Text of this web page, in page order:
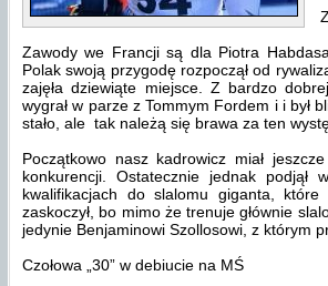
Zawody we Francji są dla Piotra
Polak swoją przygodę rozpoczął od
zajęła dziewiąte miejsce. Z bardzo
wygrał w parze z Tommym Fordem i i był
stało, ale tak należą się brawa za ten
Początkowo nasz kadrowicz miał
konkurencji. Ostatecznie jednak
kwalifikacjach do slalomu giganta,
zaskoczył, bo mimo że trenuje głównie
jedynie Benjaminowi Szollosowi, z którym
Czołowa „30” w debiucie na MŚ